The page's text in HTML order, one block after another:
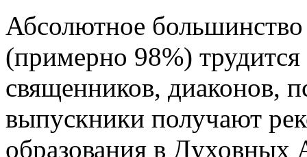
Абсолютное
(примерно 98%) трудится
священников, диаконов,
выпускники получают
образования в